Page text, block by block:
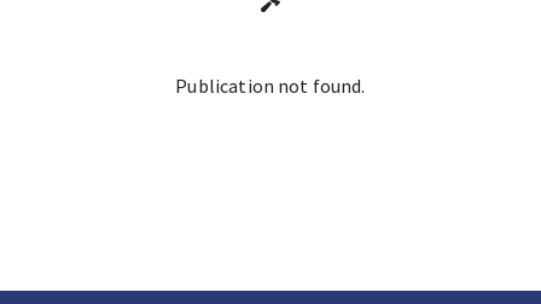
Publication not found.